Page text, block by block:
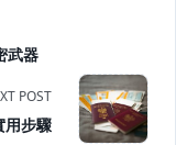
武器
POST
用步驟